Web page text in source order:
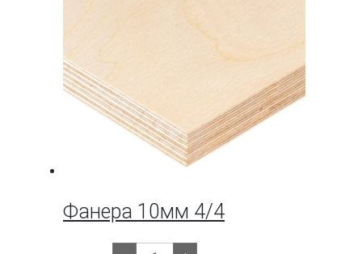
Фанера 10мм 4/4
Количество